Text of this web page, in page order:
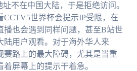
不在中国大陆，于是拒绝访问。
CCTV5世界杯会提示IP受限，在
播也会遇到同样问题，甚至B站世
陆用户观看。对于海外华人来
赛路上的最大障碍，尤其是当重
屏幕上的提示干着急。